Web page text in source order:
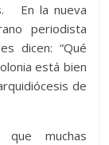
En la nueva
periodista
dicen: “Qué
está bien
de
muchas